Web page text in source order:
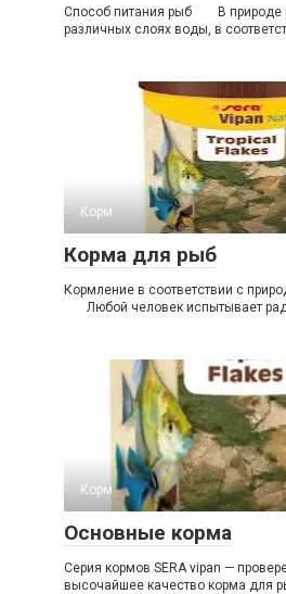
Способ питания рыб В природе
различных слоях воды, в
Корм
Корма для рыб
Кормление в соответствии с
Любой человек испытывает
Корм
Основные корма
Серия кормов SERA vipan —
высочайшее качество корма для